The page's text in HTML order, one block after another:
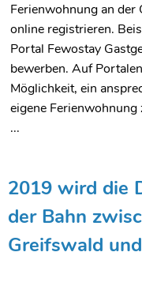
Ferienwohnung an der
online registrieren.
Portal Fewostay
bewerben. Auf
Möglichkeit, ein
eigene
...
2019 wird die
der Bahn
Greifswald